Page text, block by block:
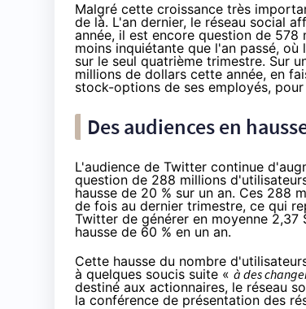
Malgré cette croissance très
de là. L'an dernier, le réseau social
année, il est encore question de
moins inquiétante que l'an passé,
sur le seul quatrième trimestre. Sur
millions de dollars cette année, en
stock-options de ses employés,
Des audiences en
L'audience de Twitter continue
question de 288 millions
hausse de 20 % sur un an. Ces 288
de fois au dernier trimestre, ce qui
Twitter de générer en moyenne
hausse de 60 % en un an.
Cette hausse du nombre
à quelques soucis suite « à des
destiné aux actionnaires, le réseau
la conférence de présentation des